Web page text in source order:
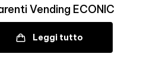
Vending ECONIC
Leggi tutto